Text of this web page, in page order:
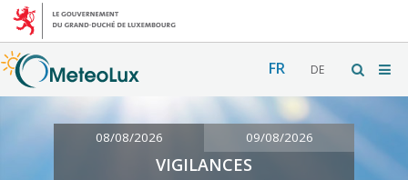
FR DE
08/08/2026 09/08/2026
VIGILANCES